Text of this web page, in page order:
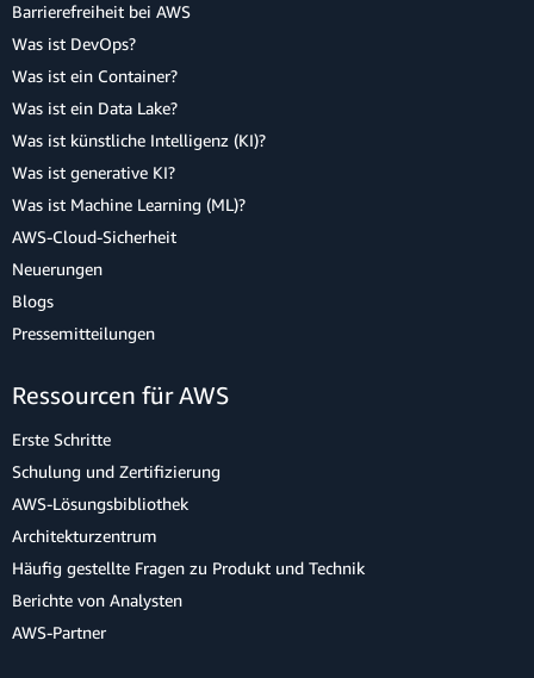
Barrierefreiheit bei AWS
Was ist DevOps?
Was ist ein Container?
Was ist ein Data Lake?
Was ist künstliche Intelligenz (KI)?
Was ist generative KI?
Was ist Machine Learning (ML)?
AWS-Cloud-Sicherheit
Neuerungen
Blogs
Pressemitteilungen
Ressourcen für AWS
Erste Schritte
Schulung und Zertifizierung
AWS-Lösungsbibliothek
Architekturzentrum
Häufig gestellte Fragen zu Produkt und Technik
Berichte von Analysten
AWS-Partner